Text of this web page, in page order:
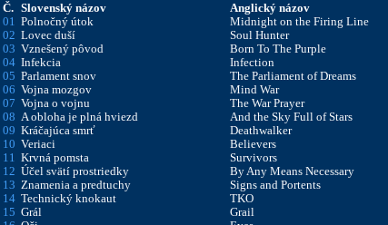
Č. Slovenský názov Anglický názov
01
Polnočný útok Midnight on the Firing Line
02 Lovec duší Soul Hunter
03 Vznešený pôvod Born To The Purple
04 Infekcia Infection
05 Parlament snov The Parliament of Dreams
06 Vojna mozgov Mind War
07 Vojna o vojnu The War Prayer
08 A obloha je plná hviezd And the Sky Full of Stars
09 Kráčajúca smrť Deathwalker
10 Veriaci Believers
11
Krvná pomsta Survivors
12 Účel svätí prostriedky By Any Means Necessary
13 Znamenia a predtuchy Signs and Portents
14 Technický knokaut TKO
15 Grál Grail